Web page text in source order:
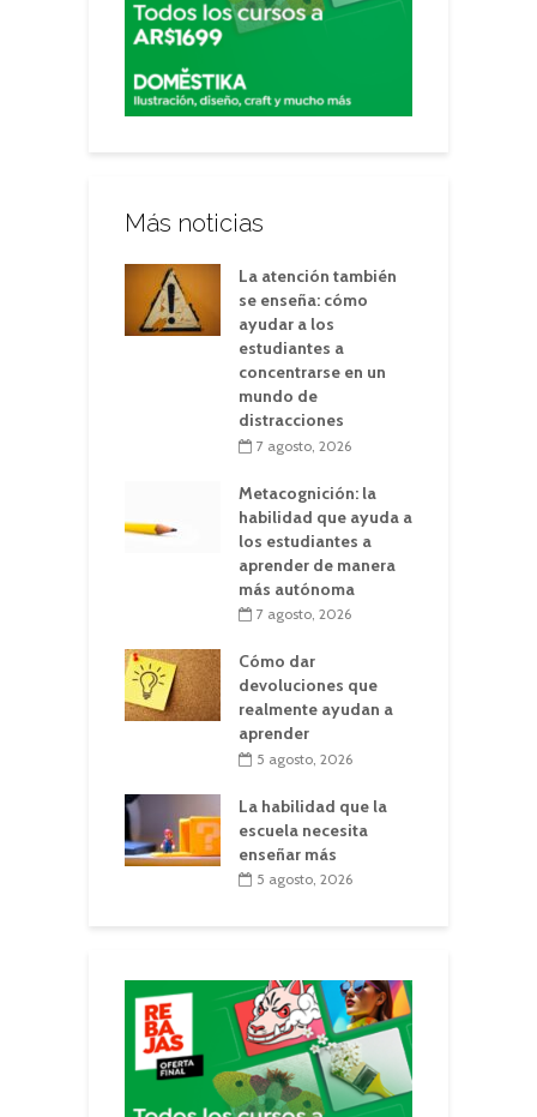
Más noticias
La atención también
se enseña: cómo
ayudar a los
estudiantes a
concentrarse en un
mundo de
distracciones
7 agosto, 2026
Metacognición: la
habilidad que ayuda a
los estudiantes a
aprender de manera
más autónoma
7 agosto, 2026
Cómo dar
devoluciones que
realmente ayudan a
aprender
5 agosto, 2026
La habilidad que la
escuela necesita
enseñar más
5 agosto, 2026